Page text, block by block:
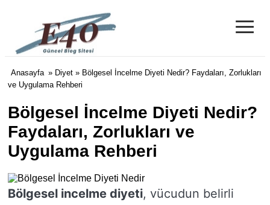
e40 Blog
≡
Anasayfa » Diyet » Bölgesel İncelme Diyeti Nedir? Faydaları, Zorlukları
ve Uygulama Rehberi
Bölgesel İncelme Diyeti Nedir?
Faydaları, Zorlukları ve
Uygulama Rehberi
Bölgesel incelme diyeti, vücudun belirli